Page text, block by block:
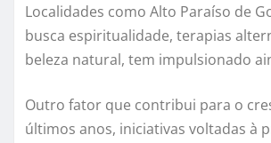
Localidades como Alto Paraíso de
busca espiritualidade, terapias
beleza natural, tem impulsionado
Outro fator que contribui para o
últimos anos, iniciativas voltadas à